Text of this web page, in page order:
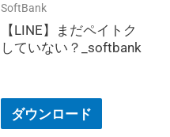
SoftBank
【LINE】まだペイトク
していない？_softbank
ダウンロード